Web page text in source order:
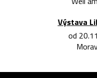
Výstava
od